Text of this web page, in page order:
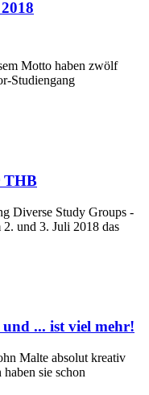
Motto haben zwölf
Studiengang
THB
Diverse Study Groups -
und 3. Juli 2018 das
und ... ist viel mehr!
Malte absolut kreativ
sie schon